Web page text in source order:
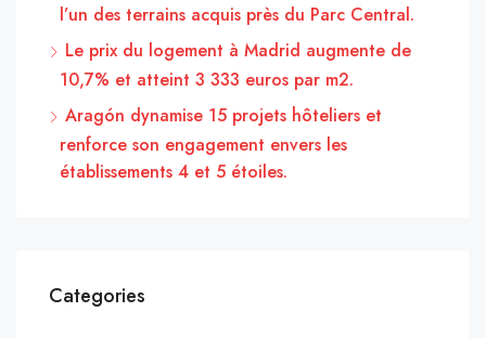
l’un des terrains acquis près du Parc Central.
Le prix du logement à Madrid augmente de
10,7% et atteint 3 333 euros par m2.
Aragón dynamise 15 projets hôteliers et
renforce son engagement envers les
établissements 4 et 5 étoiles.
Categories